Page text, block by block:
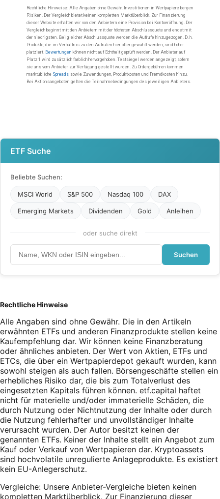
ETF Suche
Beliebte Suchen:
MSCI World S&P 500 Nasdaq 100 DAX
Emerging Markets Dividenden Gold Anleihen
oder suche direkt
Suchen
Rechtliche Hinweise
Alle Angaben sind ohne Gewähr. Die in den Artikeln
erwähnten ETFs und anderen Finanzprodukte stellen keine
Kaufempfehlung dar. Wir können keine Finanzberatung
oder ähnliches anbieten. Der Wert von Aktien, ETFs und
ETCs, die über ein Wertpapierdepot gekauft wurden, kann
sowohl steigen als auch fallen. Börsengeschäfte stellen ein
erhebliches Risiko dar, die bis zum Totalverlust des
eingesetzten Kapitals führen können. etf.capital haftet
nicht für materielle und/oder immaterielle Schäden, die
durch Nutzung oder Nichtnutzung der Inhalte oder durch
die Nutzung fehlerhafter und unvollständiger Inhalte
verursacht wurden. Der Autor besitzt keinen der
genannten ETFs. Keiner der Inhalte stellt ein Angebot zum
Kauf oder Verkauf von Wertpapieren dar. Kryptoassets
sind hochvolatile unregulierte Anlageprodukte. Es existiert
kein EU-Anlegerschutz.
Vergleiche: Unsere Anbieter-Vergleiche bieten keinen
kompletten Marktüberblick. Zur Finanzierung dieser